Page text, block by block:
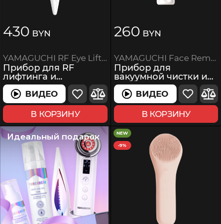
430 BYN
YAMAGUCHI RF Eye Lifting
Прибор для RF
лифтинга и
омоложения кожи
вокруг глаз
ВИДЕОВИДЕО
В КОРЗИНУ
260 BYN
YAMAGUCHI Face Remover
Прибор для
вакуумной чистки и
пилинга кожи лица
ВИДЕОВИДЕО
В КОРЗИНУ
Идеальный подарок NEW
-9%